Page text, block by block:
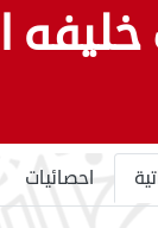
احصائيات